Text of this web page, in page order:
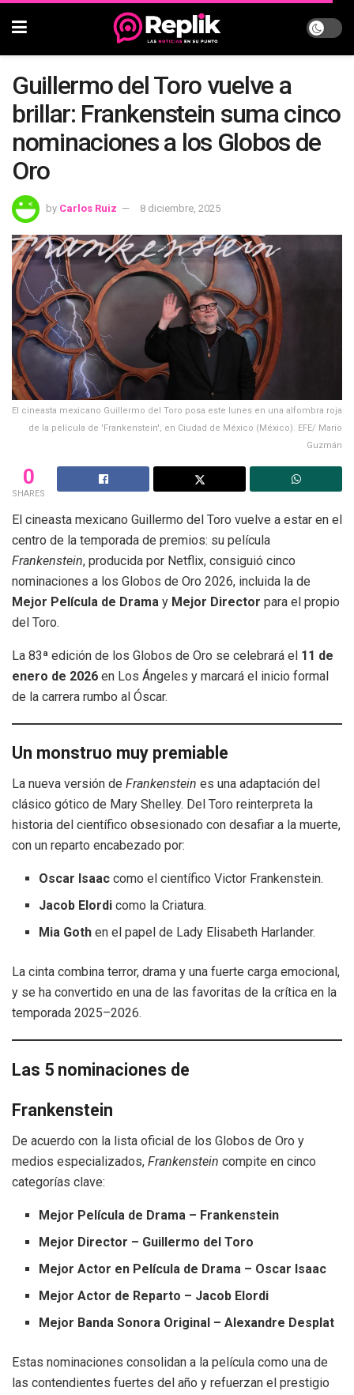
Guillermo del Toro vuelve a
brillar: Frankenstein suma cinco
nominaciones a los Globos de
Oro
by Carlos Ruiz 8 diciembre, 2025
El cineasta mexicano Guillermo del Toro posa este lunes en una alfombra roja
de la película de 'Frankenstein', en Ciudad de México (México). EFE/ Mario
Guzmán
0
SHARES
El cineasta mexicano Guillermo del Toro vuelve a estar en el
centro de la temporada de premios: su película
Frankenstein, producida por Netflix, consiguió cinco
nominaciones a los Globos de Oro 2026, incluida la de
Mejor Película de Drama y Mejor Director para el propio
del Toro.
La 83ª edición de los Globos de Oro se celebrará el 11 de
enero de 2026 en Los Ángeles y marcará el inicio formal
de la carrera rumbo al Óscar.
Un monstruo muy premiable
La nueva versión de Frankenstein es una adaptación del
clásico gótico de Mary Shelley. Del Toro reinterpreta la
historia del científico obsesionado con desafiar a la muerte,
con un reparto encabezado por:
Oscar Isaac como el científico Victor Frankenstein.
Jacob Elordi como la Criatura.
Mia Goth en el papel de Lady Elisabeth Harlander.
La cinta combina terror, drama y una fuerte carga emocional,
y se ha convertido en una de las favoritas de la crítica en la
temporada 2025–2026.
Las 5 nominaciones de
Frankenstein
De acuerdo con la lista oficial de los Globos de Oro y
medios especializados, Frankenstein compite en cinco
categorías clave:
Mejor Película de Drama – Frankenstein
Mejor Director – Guillermo del Toro
Mejor Actor en Película de Drama – Oscar Isaac
Mejor Actor de Reparto – Jacob Elordi
Mejor Banda Sonora Original – Alexandre Desplat
Estas nominaciones consolidan a la película como una de
las contendientes fuertes del año y refuerzan el prestigio